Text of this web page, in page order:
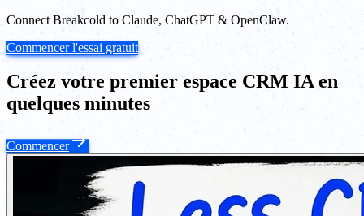
Connect Breakcold to Claude, ChatGPT & OpenClaw.
Commencer l'essai gratuit
Créez votre premier espace CRM IA en
quelques minutes
Commencer